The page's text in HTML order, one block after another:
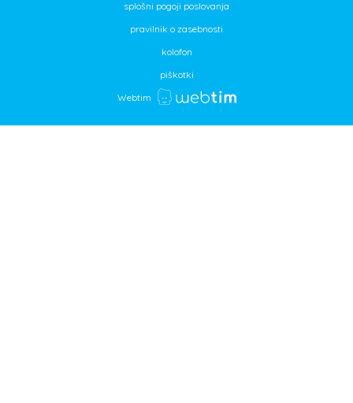
splošni pogoji poslovanja
pravilnik o zasebnosti
kolofon
piškotki
Webtim